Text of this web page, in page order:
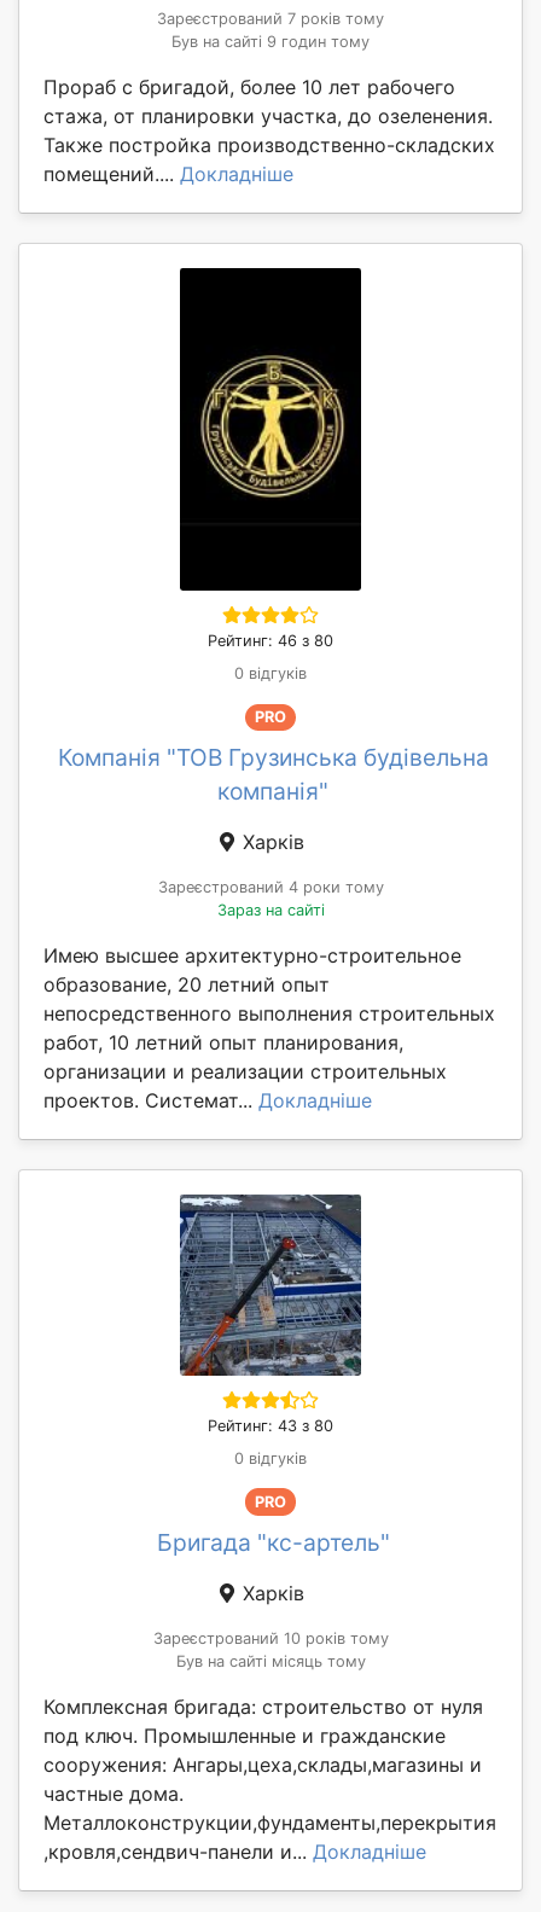
Зареєстрований 7 років тому
Був на сайті 9 годин тому
Прораб с бригадой, более 10 лет рабочего
стажа, от планировки участка, до озеленения.
Также постройка производственно-складских
помещений.... Докладніше
Рейтинг: 46 з 80
0 відгуків
PRO
Компанія "ТОВ Грузинська будівельна
компанія"
Харків
Зареєстрований 4 роки тому
Зараз на сайті
Имею высшее архитектурно-строительное
образование, 20 летний опыт
непосредственного выполнения строительных
работ, 10 летний опыт планирования,
организации и реализации строительных
проектов. Системат... Докладніше
Рейтинг: 43 з 80
0 відгуків
PRO
Бригада "кс-артель"
Харків
Зареєстрований 10 років тому
Був на сайті місяць тому
Комплексная бригада: cтроительство от нуля
под ключ. Промышленные и гражданские
сооружения: Ангары,цеха,склады,магазины и
частные дома.
Металлоконструкции,фундаменты,перекрытия
,кровля,сендвич-панели и... Докладніше